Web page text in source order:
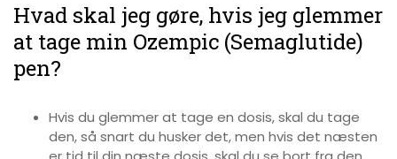
Hvad skal jeg gøre, hvis jeg glemmer
at tage min Ozempic (Semaglutide)
pen?
Hvis du glemmer at tage en dosis, skal du tage
den, så snart du husker det, men hvis det næsten